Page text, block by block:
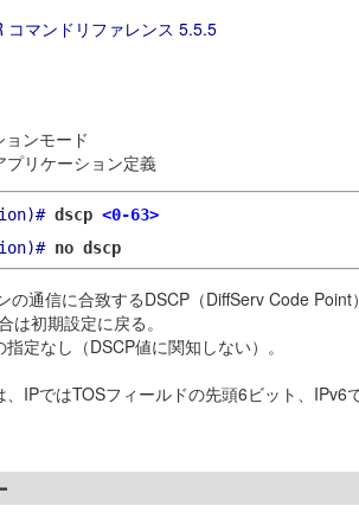
コマンドリファレンス 5.5.5
ンモード
プリケーション定義
dscp <0-63>
no dscp
の通信に合致するDSCP（DiffServ Code
は初期設定に戻る。
定なし（DSCP値に関知しない）。
、IPではTOSフィールドの先頭6ビット、